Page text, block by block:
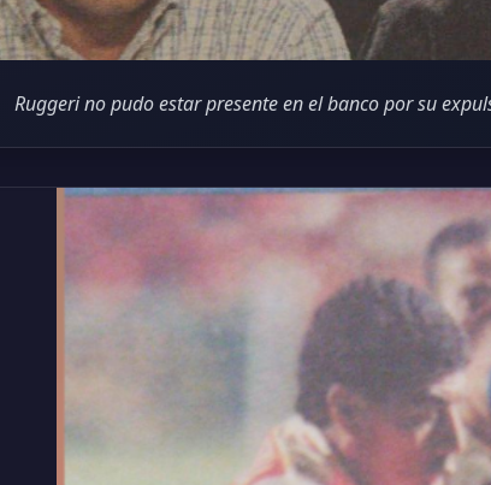
Ruggeri no pudo estar presente en el banco por su